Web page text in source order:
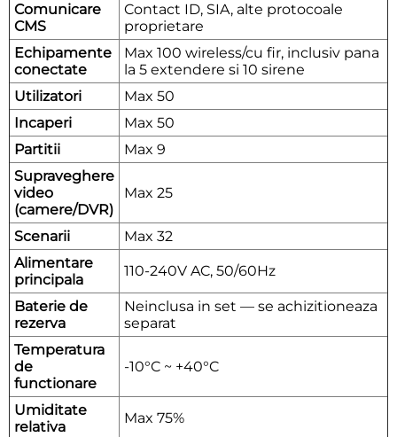
Comunicare
CMS
Contact ID, SIA, alte protocoale
proprietare
Echipamente
conectate
Max 100 wireless/cu fir, inclusiv pana
la 5 extendere si 10 sirene
Utilizatori
Max 50
Incaperi
Max 50
Partitii
Max 9
Supraveghere
video
(camere/DVR)
Max 25
Scenarii
Max 32
Alimentare
principala
110-240V AC, 50/60Hz
Baterie de
rezerva
Neinclusa in set — se achizitioneaza
separat
Temperatura
de
functionare
-10°C ~ +40°C
Umiditate
relativa
Max 75%